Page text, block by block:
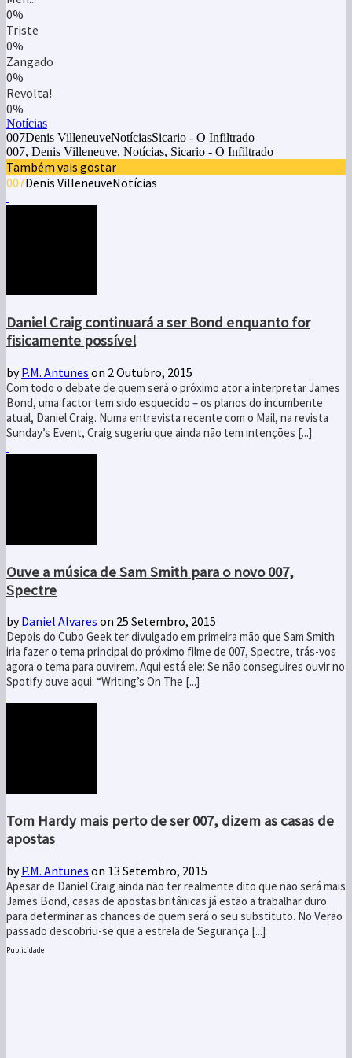
0%
Triste
0%
Zangado
0%
Revolta!
0%
Notícias
007Denis VilleneuveNotíciasSicario - O Infiltrado
007, Denis Villeneuve, Notícias, Sicario - O Infiltrado
Também vais gostar
007Denis VilleneuveNotícias
Daniel Craig continuará a ser Bond enquanto for
fisicamente possível
byP.M. Antunes on 2 Outubro, 2015
Com todo o debate de quem será o próximo ator a interpretar James
Bond, uma factor tem sido esquecido – os planos do incumbente
atual, Daniel Craig. Numa entrevista recente com o Mail, na revista
Sunday’s Event, Craig sugeriu que ainda não tem intenções [...]
Ouve a música de Sam Smith para o novo 007,
Spectre
byDaniel Alvares on 25 Setembro, 2015
Depois do Cubo Geek ter divulgado em primeira mão que Sam Smith
iria fazer o tema principal do próximo filme de 007, Spectre, trás-vos
agora o tema para ouvirem. Aqui está ele: Se não conseguires ouvir no
Spotify ouve aqui: “Writing’s On The [...]
Tom Hardy mais perto de ser 007, dizem as casas de
apostas
byP.M. Antunes on 13 Setembro, 2015
Apesar de Daniel Craig ainda não ter realmente dito que não será mais
James Bond, casas de apostas britânicas já estão a trabalhar duro
para determinar as chances de quem será o seu substituto. No Verão
passado descobriu-se que a estrela de Segurança [...]
Publicidade